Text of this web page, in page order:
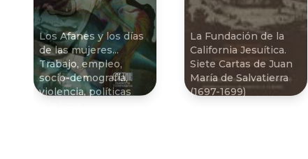
Los Afanes y los dí­as
de las mujeres...
Trabajo, empleo,
socio-demografí­a,
violencia, polí­ticas
La Fundación de la
California Jesuí­tica.
Siete Cartas de Juan
Marí­a de Salvatierra
(1697-1699)